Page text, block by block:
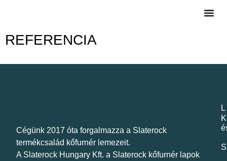
REFERENCIA
Cégünk 2017 óta forgalmazza a Slaterock
termékcsalád kőfurnér lemezeit.
A Slaterock Hungary Kft. a Slaterock kőfurnér lapok